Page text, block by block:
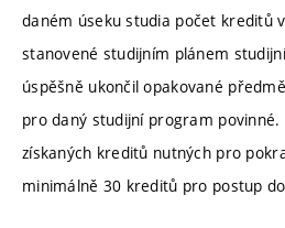
daném úseku studia počet kreditů
stanovené studijním plánem
úspěšně ukončil opakované
pro daný studijní program
získaných kreditů nutných pro
minimálně 30 kreditů pro postup